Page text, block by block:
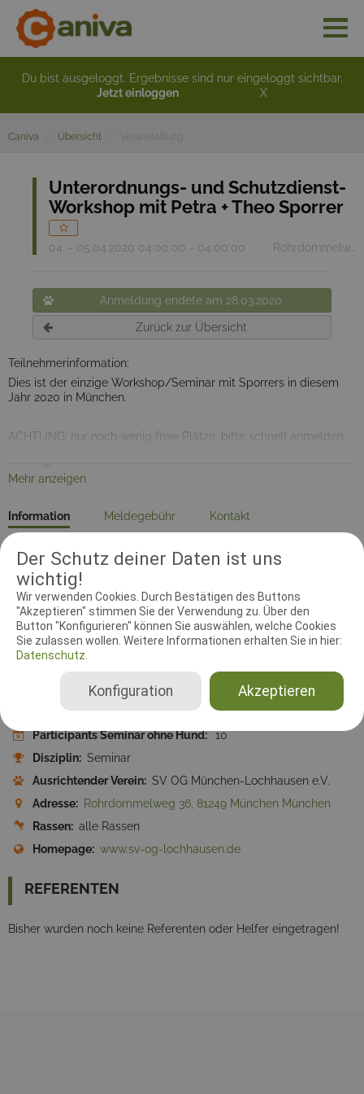
Der Schutz deiner Daten ist uns
wichtig!
Wir verwenden Cookies. Durch Bestätigen des Buttons
"Akzeptieren" stimmen Sie der Verwendung zu. Über den
Button "Konfigurieren" können Sie auswählen, welche Cookies
Sie zulassen wollen. Weitere Informationen erhalten Sie in hier:
Datenschutz.
Akzeptieren
Konfiguration
Du bist ausgeloggt. Ergebnisse sind nur eingeloggt sichtbar.
Jetzt einloggen
X
Caniva Übersicht
Unterordnungs- und Schutzdienst-
Workshop mit Petra + Theo Sporrer
04. - 05.04.2020 04:00:00 - 04:00:00 Rohrdommelweg 36, 81249 München München
Anmeldung endete am 28.03.2020
Zurück zur Übersicht
Teilnehmerinformation:
Dies ist der einzige Workshop/Seminar mit Sporrers in diesem
Jahr 2020 in München.
ACHTUNG: nur noch wenig freie Plätze, bitte schnell anmelden.
Bitte melden bei Andreas Sroder 0179/1197932 oder
Mehr anzeigen
Information Meldegebühr Kontakt
Seminarleiter Dokumente
Zeitzone: Europe/Berlin
Startdatum:04.04.2020 04:00:00
Enddatum:05.04.2020 04:00:00
Meldeschluss:28.03.2020 23:59:59
Participants Seminar mit Hund:
15
Participants Seminar ohne Hund: 10
Disziplin: Seminar
Ausrichtender Verein: SV OG München-Lochhausen e.V.
Adresse: Rohrdommelweg 36, 81249 München München
Rassen: alle Rassen
Homepage: www.sv-og-lochhausen.de
REFERENTEN
Bisher wurden noch keine Referenten oder Helfer eingetragen!